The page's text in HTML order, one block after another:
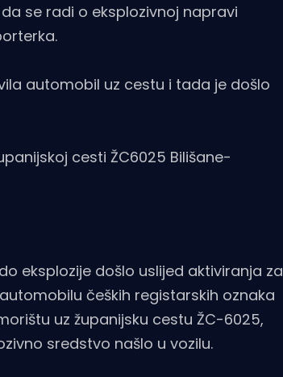
se radi o eksplozivnoj napravi
automobil uz cestu i tada je došlo
cesti ŽC6025 Bilišane-
eksplozije došlo uslijed aktiviranja za
čeških registarskih oznaka
uz županijsku cestu ŽC-6025,
sredstvo našlo u vozilu.